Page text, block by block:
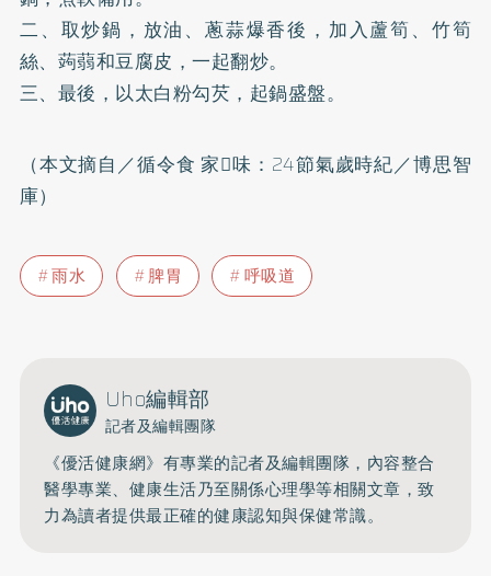
二、取炒鍋，放油、蔥蒜爆香後，加入蘆筍、竹筍
絲、蒟蒻和豆腐皮，一起翻炒。
三、最後，以太白粉勾芡，起鍋盛盤。
（本文摘自／循令食 家味：24節氣歲時紀／博思智
庫）
雨水 脾胃 呼吸道
Uho編輯部
記者及編輯團隊
《優活健康網》有專業的記者及編輯團隊，內容整合
醫學專業、健康生活乃至關係心理學等相關文章，致
力為讀者提供最正確的健康認知與保健常識。